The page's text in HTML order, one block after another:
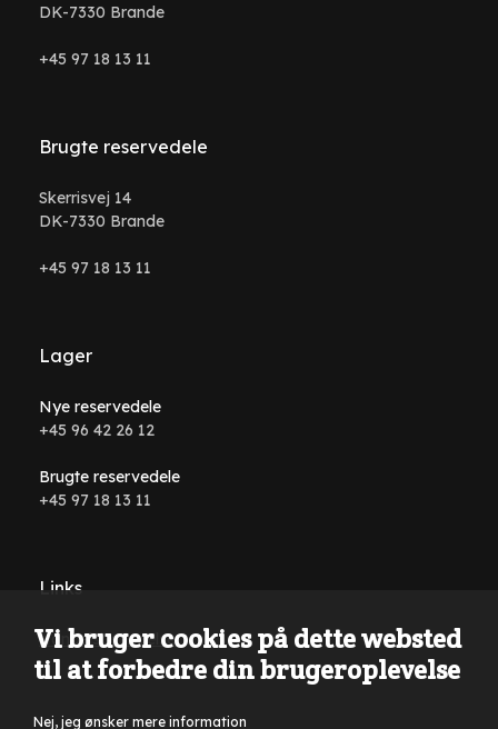
DK-7330 Brande
+45 97 18 13 11
Brugte reservedele
Skerrisvej 14
DK-7330 Brande
+45 97 18 13 11
Lager
Nye reservedele
+45 96 42 26 12
Brugte reservedele
+45 97 18 13 11
Links
Handelsbetingelser
Vi bruger cookies på dette websted
til at forbedre din brugeroplevelse
Nej, jeg ønsker mere information